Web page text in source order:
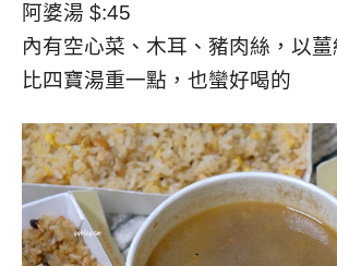
阿婆湯 $:45
內有空心菜、木耳、豬肉絲，以
比四寶湯重一點，也蠻好喝的